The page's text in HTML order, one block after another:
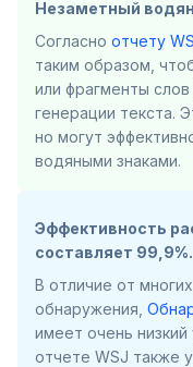
Незаметный
Согласно отчету
таким образом,
или фрагменты
генерации текста.
но могут
водяными знаками.
Эффективность
составляет 99,9%.
В отличие от
обнаружения,
имеет очень
отчете WSJ также